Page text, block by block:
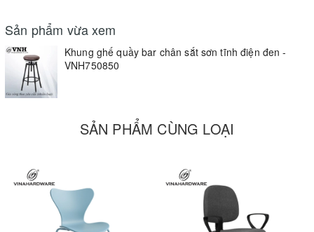
Sản phẩm vừa xem
Khung ghế quầy bar chân sắt sơn tĩnh điện đen -
VNH750850
SẢN PHẨM CÙNG LOẠI